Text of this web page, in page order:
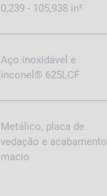
0,239 - 105,938 in²
Aço inoxidável e
inconel® 625LCF
Metálico, placa de
vedação e acabamento
macio